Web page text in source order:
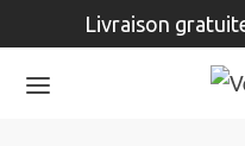
Livraison